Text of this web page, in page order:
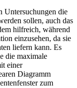
Untersuchungen die
sollen, auch das
hilfreich, während
einzusehen, da sie
liefern kann. Es
die maximale
einer
Diagramm
zum